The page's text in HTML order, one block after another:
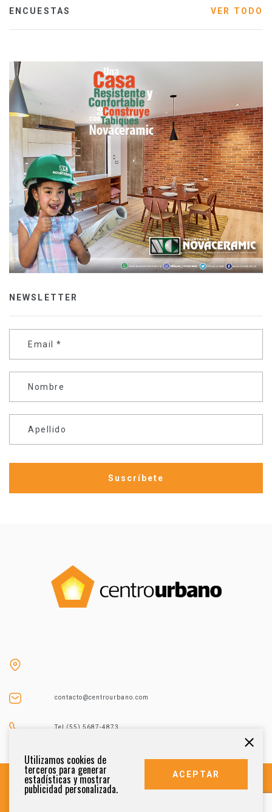
ENCUESTAS VER TODO
NEWSLETTER
Email *
Nombre
Apellido
contacto@centrourbano.com
Tel (55) 5687-4873
Utilizamos cookies de
terceros para generar
estadísticas y mostrar
publicidad personalizada.
ACEPTAR